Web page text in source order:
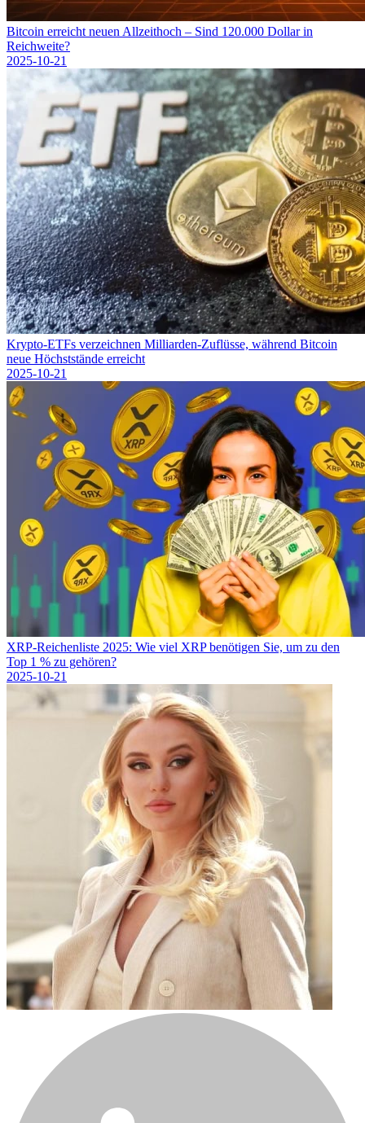
Bitcoin erreicht neuen Allzeithoch – Sind 120.000 Dollar in
Reichweite?
2025-10-21
Krypto-ETFs verzeichnen Milliarden-Zuflüsse, während Bitcoin
neue Höchststände erreicht
2025-10-21
XRP-Reichenliste 2025: Wie viel XRP benötigen Sie, um zu den
Top 1 % zu gehören?
2025-10-21